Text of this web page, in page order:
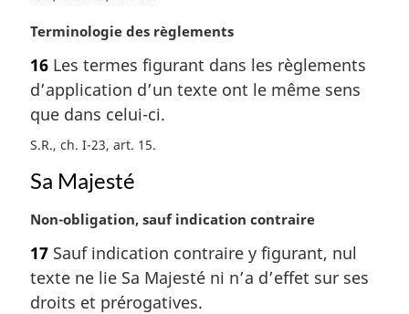
N
t
e
m
r
g
i
n
l
e
Terminologie des règlements
16 Les termes figurant dans les règlements
d’application d’un texte ont le même sens
que dans celui-ci.
S.R., ch. I-23, art. 15
Sa Majesté
N
t
e
m
Non-obligation, sauf indication contraire
17 Sauf indication contraire y figurant, nul
texte ne lie Sa Majesté ni n’a d’effet sur ses
droits et prérogatives.